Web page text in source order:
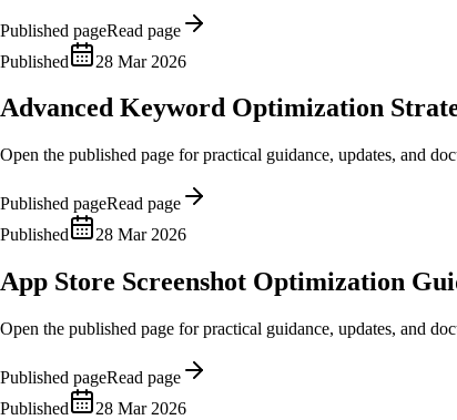
Published pageRead page
Published
28 Mar 2026
Advanced Keyword Optimization
Open the published page for practical guidance, updates, and
Published pageRead page
Published
28 Mar 2026
App Store Screenshot Optimization
Open the published page for practical guidance, updates, and
Published pageRead page
Published
28 Mar 2026